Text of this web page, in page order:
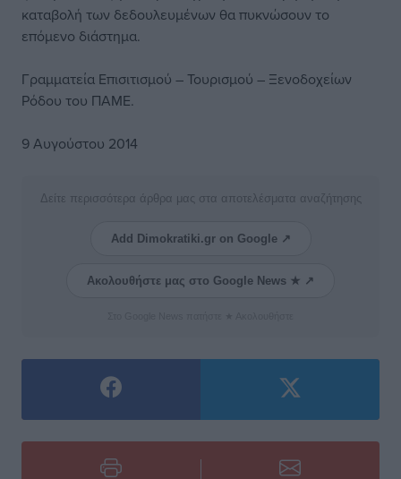
καταβολή των δεδουλευμένων θα πυκνώσουν το
επόμενο διάστημα.
Γραμματεία Επισιτισμού – Τουρισμού – Ξενοδοχείων
Ρόδου του ΠΑΜΕ.
9 Αυγούστου 2014
Δείτε περισσότερα άρθρα μας στα αποτελέσματα αναζήτησης
Add Dimokratiki.gr on Google ↗
Ακολουθήστε μας στο Google News ★ ↗